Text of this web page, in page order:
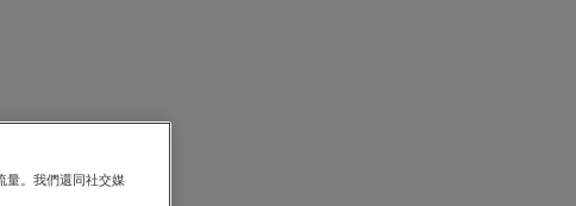
量。我們還同社交媒